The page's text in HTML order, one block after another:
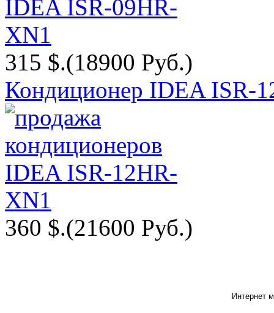
315 $.(18900 Руб.)
Кондиционер IDEA ISR-
360 $.(21600 Руб.)
Интернет